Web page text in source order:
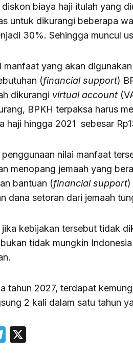
biaya haji itulah yang
untuk dikurangi beberapa
30%. Sehingga muncul
manfaat yang akan
(financial support)
dikurangi virtual account
BPKH terpaksa harus
haji hingga 2021 sebesar
nilai manfaat
menopang jemaah yang
bantuan (financial support)
dana setoran dari jemaah
kebijakan tersebut tidak
tidak mungkin
tahun 2027, terdapat
2 kali dalam satu tahun
Telegram